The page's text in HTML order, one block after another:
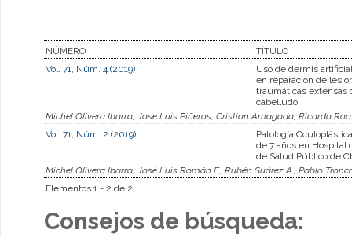
NÚMERO
TÍTULO
Vol. 71, Núm. 4 (2019)
Uso de dermis
en reparación de
traumáticas extensas
cabelludo
Michel Olivera Ibarra, Jose Luis Piñeros, Cristian Arriagada, Ricardo Roa
Vol. 71, Núm. 2 (2019)
Patología
de 7 años en Hospital
de Salud Público de
Michel Olivera Ibarra, José Luis Román F., Rubén Suárez A., Pablo
Elementos 1 - 2 de 2
Consejos de búsqueda: